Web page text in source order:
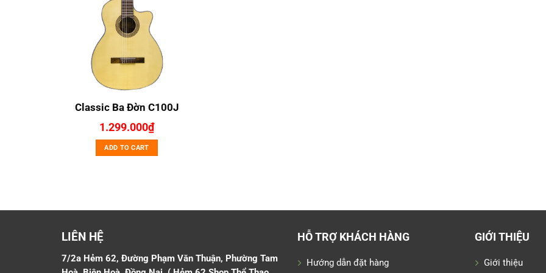
Classic Ba Đờn C100J
1.299.000₫
ADD TO CART
LIÊN HỆ
7/2a Hẻm 62, Đường Phạm Văn Thuận, Phường Tam
HỖ TRỢ KHÁCH HÀNG
Hướng dẫn đặt hàng
GIỚI THIỆU
Giới thiệu